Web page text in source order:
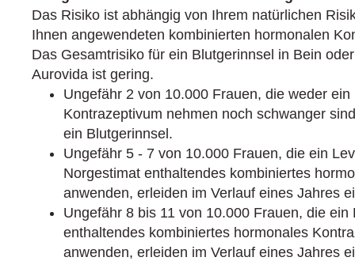
Das Risiko ist abhängig von Ihrem natürlichen
Ihnen angewendeten kombinierten hormonalen
Das Gesamtrisiko für ein Blutgerinnsel in Bein
Aurovida ist gering.
Ungefähr 2 von 10.000 Frauen, die weder
Kontrazeptivum nehmen noch schwanger
ein Blutgerinnsel.
Ungefähr 5 ‑ 7 von 10.000 Frauen, die ein
Norgestimat enthaltendes kombiniertes
anwenden, erleiden im Verlauf eines Jahres
Ungefähr 8 bis 11 von 10.000 Frauen, die
enthaltendes kombiniertes hormonales
anwenden, erleiden im Verlauf eines Jahres